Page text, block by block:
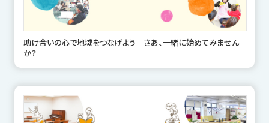
助け合いの心で地域をつなげよう さあ、一緒に始めてみません
か？